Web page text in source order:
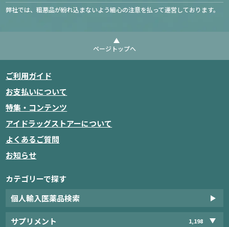
弊社では、粗悪品が紛れ込まないよう細心の注意を払って運営しております。
ページトップへ
ご利用ガイド
お支払いについて
特集・コンテンツ
アイドラッグストアーについて
よくあるご質問
お知らせ
カテゴリーで探す
個人輸入医薬品検索
サプリメント 1,198